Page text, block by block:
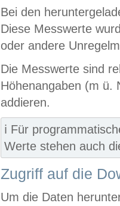
Bei den
Diese Messwerte
oder andere
Die Messwerte sind
Höhenangaben (m ü.
addieren.
ℹ️ Für
Werte stehen auch
Zugriff auf die
Um die Daten